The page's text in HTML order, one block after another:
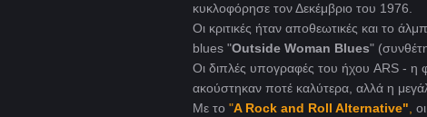
κυκλοφόρησε τον Δεκέμβριο του 1976.
Οι κριτικές ήταν αποθεωτικές και το
blues "Outside Woman Blues"
Οι διπλές υπογραφές του ήχου ARS - η
ακούστηκαν ποτέ καλύτερα, αλλά η
Με το "A Rock and Roll Alternative",